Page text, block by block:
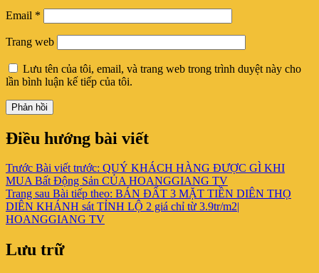
Email *
Trang web
Lưu tên của tôi, email, và trang web trong trình duyệt này cho
lần bình luận kế tiếp của tôi.
Điều hướng bài viết
Trước Bài viết trước: QUÝ KHÁCH HÀNG ĐƯỢC GÌ KHI
MUA Bất Động Sản CỦA HOANGGIANG TV
Trang sau Bài tiếp theo: BÁN ĐẤT 3 MẶT TIỀN DIÊN THỌ
DIÊN KHÁNH sát TỈNH LỘ 2 giá chỉ từ 3.9tr/m2|
HOANGGIANG TV
Lưu trữ